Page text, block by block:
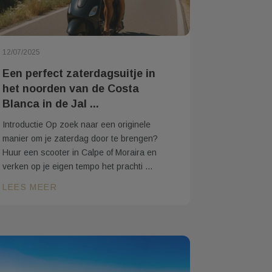
12/07/2025
Een perfect zaterdagsuitje in
het noorden van de Costa
Blanca in de Jal ...
Introductie Op zoek naar een originele
manier om je zaterdag door te brengen?
Huur een scooter in Calpe of Moraira en
verken op je eigen tempo het prachti ...
LEES MEER